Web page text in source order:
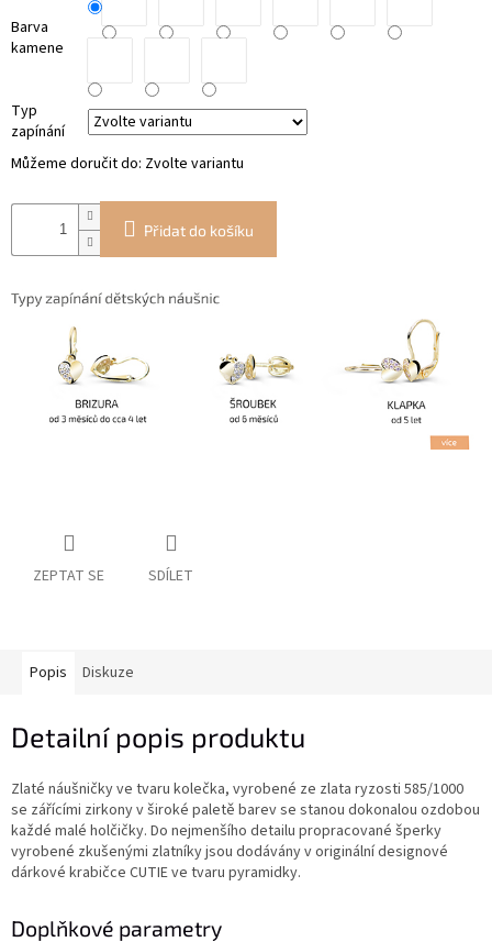
Barva
kamene
Typ
zapínání
Můžeme doručit do: Zvolte variantu
Přidat do košíku
ZEPTAT SE SDÍLET
Popis Diskuze
Detailní popis produktu
Zlaté náušničky ve tvaru kolečka, vyrobené ze zlata ryzosti 585/1000
se zářícími zirkony v široké paletě barev se stanou dokonalou ozdobou
každé malé holčičky. Do nejmenšího detailu propracované šperky
vyrobené zkušenými zlatníky jsou dodávány v originální designové
dárkové krabičce CUTIE ve tvaru pyramidky.
Doplňkové parametry